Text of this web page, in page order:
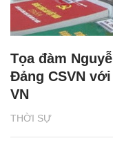
THỜI SỰ
Tọa đàm
Đảng CSVN
VN